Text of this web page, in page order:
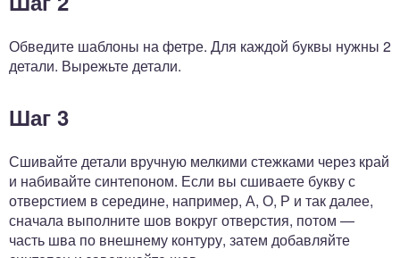
Обведите шаблоны на фетре. Для каждой буквы нужны 2
детали. Вырежьте детали.
Шаг 3
Сшивайте детали вручную мелкими стежками через край
и набивайте синтепоном. Если вы сшиваете букву с
отверстием в середине, например, А, О, Р и так далее,
сначала выполните шов вокруг отверстия, потом —
часть шва по внешнему контуру, затем добавляйте